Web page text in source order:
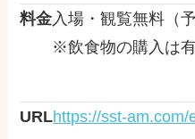
料金入場・観覧無料（
※飲食物の購入は
URLhttps://sst-am.com/